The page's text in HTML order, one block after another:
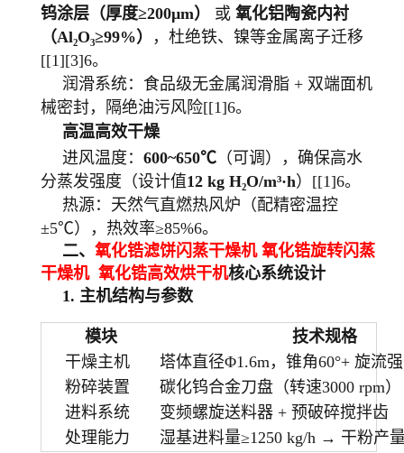
钨涂层（厚度≥200μm）
或 氧化铝陶瓷内衬
（Al₂O₃≥99%）
，杜绝铁、镍等金属离子迁移
[[1][3]6。
润滑系统：食品级无金属润滑脂 + 双端面机
械密封，隔绝油污风险[[1]6。
高温高效干燥
进风温度： 600~650℃ （可调），确保高水
分蒸发强度（设计值12 kg H₂O/m³·h）[[1]6。
热源：天然气直燃热风炉（配精密温控
±5℃），热效率≥85%6。
二、 氧化锆滤饼闪蒸干燥机 氧化锆旋转闪蒸
干燥机 氧化锆高效烘干机核心系统设计
1. 主机结构与参数
模块
技术规格
干燥主机
塔体直径Φ1.6m，锥角60°+ 旋流
粉碎装置
碳化钨合金刀盘（转速3000 rpm）
进料系统
变频螺旋送料器 + 预破碎搅拌齿
处理能力
湿基进料量≥1250 kg/h → 干粉产